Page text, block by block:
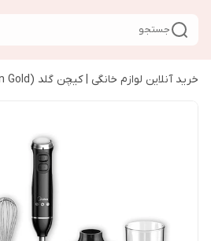
جستجو
خرید آنلاین لوازم خانگی | کیچن گلد (Kitchen Gold)